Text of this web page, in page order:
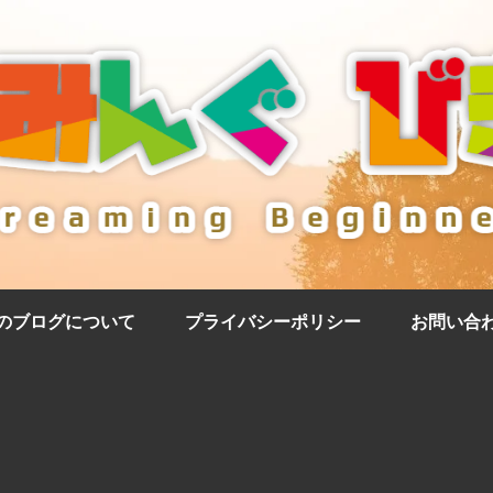
ブログについて プライバシーポリシー お問い合